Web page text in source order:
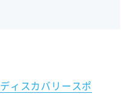
ディスカバリースポ